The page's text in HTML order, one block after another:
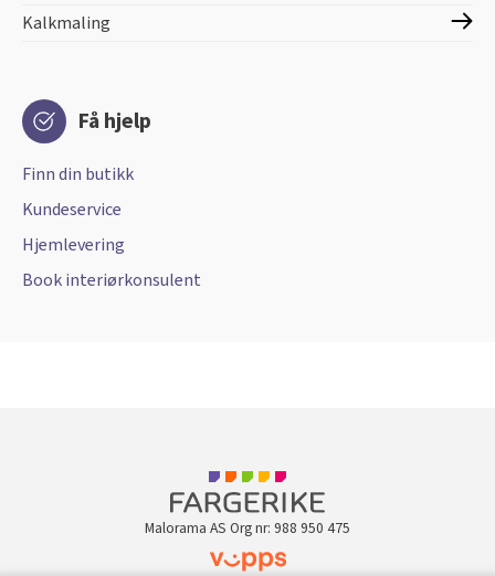
Kalkmaling
Få hjelp
Finn din butikk
Kundeservice
Hjemlevering
Book interiørkonsulent
Malorama AS Org nr: 988 950 475